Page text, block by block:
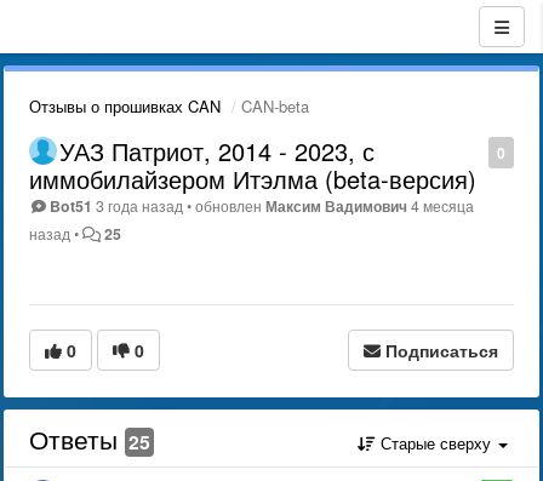
Отзывы о прошивках CAN CAN-beta
0
УАЗ Патриот, 2014 - 2023, с
иммобилайзером Итэлма (beta-версия)
Bot51 3 года назад•обновленМаксим Вадимович 4 месяца
назад• 25
0 0 Подписаться
Ответы 25 Старые сверху